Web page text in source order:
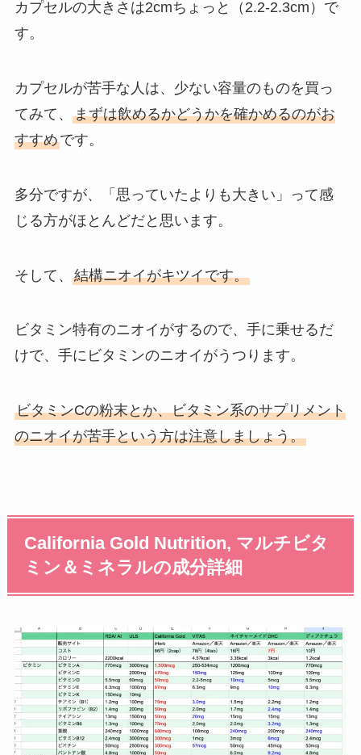
カプセルの大きさは2cmちょっと（2.2-2.3cm）で
す。
カプセルが苦手な人は、少ない容量のものを買っ
てみて、 まずは飲めるかどうかを確かめるのがお
すすめです。
多分ですが、「思っていたよりも大きい」って感
じる方がほとんどだと思います。
そして、 結構ニオイがキツイです。
ビタミン特有のニオイがするので、手に乗せるだ
けで、手にビタミンのニオイがうつります。
ビタミンCの粉末とか、ビタミン系のサプリメント
のニオイが苦手という方は注意しましょう。
California Gold Nutrition, マルチビタ
ミン＆ミネラルの成分詳細